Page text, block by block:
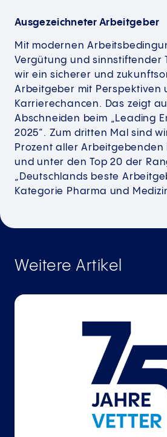
Ausgezeichneter Arbeitgeber
Mit modernen
Vergütung und sinnstiftender
wir ein sicherer und
Arbeitgeber mit Perspektiven
Karrierechancen. Das zeigt
Abschneiden beim „Leading
2025“. Zum dritten Mal sind
Prozent aller Arbeitgebenden
und unter den Top 20 der
„Deutschlands beste
Kategorie Pharma und
Weitere Artikel